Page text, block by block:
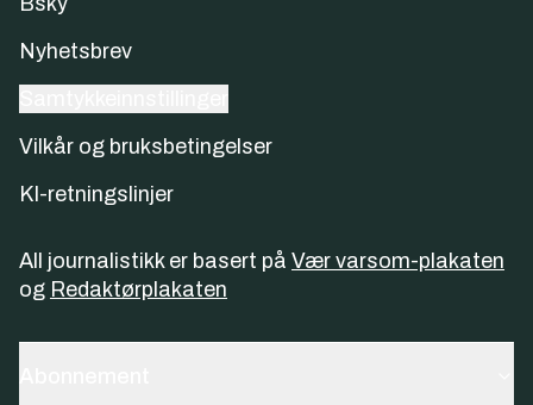
Nyhetsbrev
Vilkår og bruksbetingelser
KI-retningslinjer
All journalistikk er basert på Vær varsom-plakaten
og Redaktørplakaten